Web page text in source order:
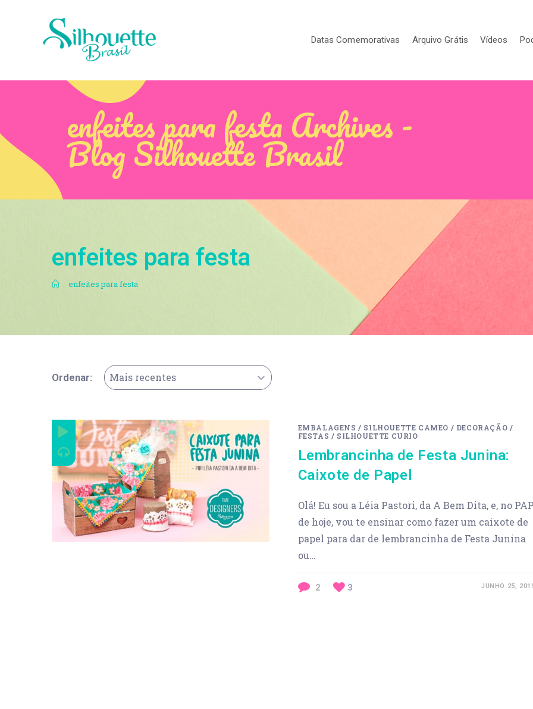
Datas Comemorativas Arquivo Grátis Vídeos
enfeites para festa Archives -
Blog Silhouette Brasil
enfeites para festa
. enfeites para festa
Ordenar: Mais recentes
EMBALAGENS / SILHOUETTE CAMEO / DECORAÇÃO /
FESTAS / SILHOUETTE CURIO
Lembrancinha de Festa Junina:
Caixote de Papel
Olá! Eu sou a Léia Pastori, da A Bem Dita, e, no PAP
de hoje, vou te ensinar como fazer um caixote de
papel para dar de lembrancinha de Festa Junina
ou…
2 3 JUNHO 25,